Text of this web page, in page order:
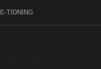
E-TIDNING